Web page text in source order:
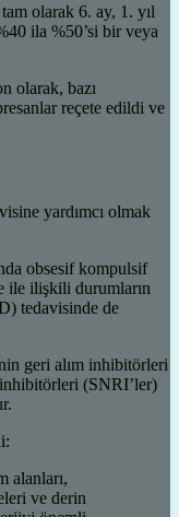
olarak 6. ay, 1. yıl
ila %50’si bir veya
olarak, bazı
reçete edildi ve
yardımcı olmak
obsesif kompulsif
ile ilişkili durumların
tedavisinde de
geri alım inhibitörleri
(SNRI’ler)
alanları,
ve derin